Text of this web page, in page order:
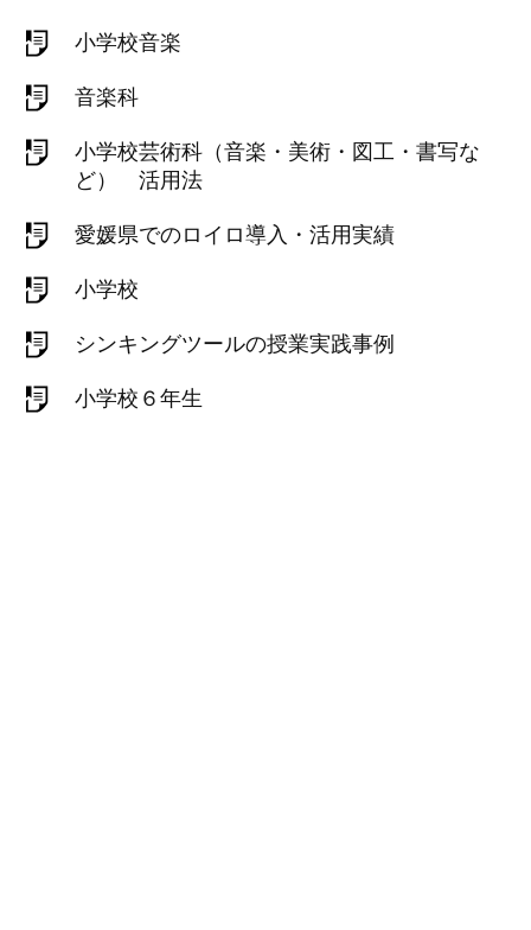
小学校音楽
音楽科
小学校芸術科（音楽・美術・図工・書写な
ど） 活用法
愛媛県でのロイロ導入・活用実績
小学校
シンキングツールの授業実践事例
小学校６年生